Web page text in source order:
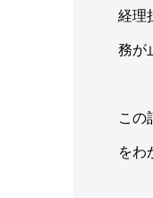
経理
務が
この
をわ